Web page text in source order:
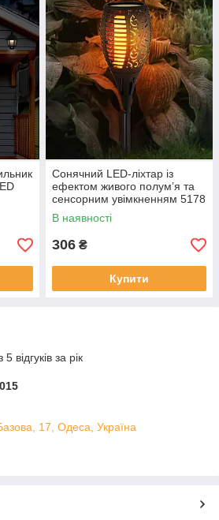
Сонячний LED-ліхтар із
ефектом живого полум’я та
сенсорним увімкненням 5178
В наявності
306 ₴
Купити
відгуків за рік
17, Одеса, Україна